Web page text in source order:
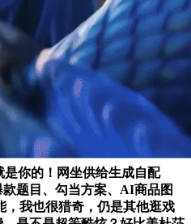
你的！网坐供给生成自配
题目、勾当方案、AI商品图
我也很猎奇，仍是其他逛戏